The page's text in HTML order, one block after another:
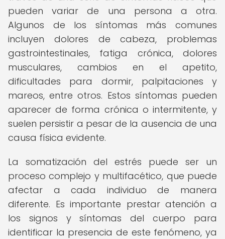
pueden variar de una persona a otra.
Algunos de los síntomas más comunes
incluyen dolores de cabeza, problemas
gastrointestinales, fatiga crónica, dolores
musculares, cambios en el apetito,
dificultades para dormir, palpitaciones y
mareos, entre otros. Estos síntomas pueden
aparecer de forma crónica o intermitente, y
suelen persistir a pesar de la ausencia de una
causa física evidente.
La somatización del estrés puede ser un
proceso complejo y multifacético, que puede
afectar a cada individuo de manera
diferente. Es importante prestar atención a
los signos y síntomas del cuerpo para
identificar la presencia de este fenómeno, ya